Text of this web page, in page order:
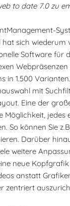
to date 7.0 zu
sich wiederum
Software für
in 1.500
mit
Eine der
Möglichkeit, jedes
So können Sie
Darüber
weitere
neue
anstatt
zentriert